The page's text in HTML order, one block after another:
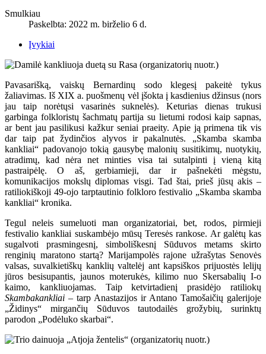
Smulkiau
Paskelbta: 2022 m. birželio 6 d.
Įvykiai
Pavasarišką, vaiskų Bernardinų sodo klegesį pakeitė tykus
žaliavimas. Iš XIX a. puošmenų vėl įšokta į kasdienius džinsus (nors
jau taip norėtųsi vasarinės suknelės). Keturias dienas trukusi
garbinga folkloristų šachmatų partija su lietumi rodosi kaip sapnas,
ar bent jau pasilikusi kažkur seniai praeity. Apie ją primena tik vis
dar taip pat žydinčios alyvos ir pakalnutės. „Skamba skamba
kankliai“ padovanojo tokią gausybę malonių susitikimų, nuotykių,
atradimų, kad nėra net minties visa tai sutalpinti į vieną kitą
pastraipėlę. O aš, gerbiamieji, dar ir pašnekėti mėgstu,
komunikacijos mokslų diplomas visgi. Tad štai, prieš jūsų akis –
ratiliokiškoji 49-ojo tarptautinio folkloro festivalio „Skamba skamba
kankliai“ kronika.
Tegul neleis sumeluoti man organizatoriai, bet, rodos, pirmieji
festivalio kankliai suskambėjo mūsų Teresės rankose. Ar galėtų kas
sugalvoti prasmingesnį, simboliškesnį Sūduvos metams skirto
renginių maratono startą? Marijampolės rajone užrašytas Senovės
valsas, suvalkietiškų kanklių valtelėj ant kapsiškos prijuostės lelijų
jūros besisupantis, jaunos moterukės, kilimo nuo Skersabalių I-o
kaimo, kankliuojamas. Taip ketvirtadienį prasidėjo ratiliokų
Skambakankliai – tarp Anastazijos ir Antano Tamošaičių galerijoje
„Židinys“ mirgančių Sūduvos tautodailės grožybių, surinktų
parodon „Podėluko skarbai“.